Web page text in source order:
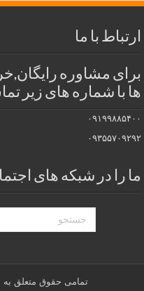
ارتباط با ما
برای مشاوره
ها با شماره های زیر
۰۹۱۹۹۸۸۵۴۰۰
۰۹۳۵۵۷۰۹۲۹۲
ما را در شبکه های
تمامی حقوق متعلق